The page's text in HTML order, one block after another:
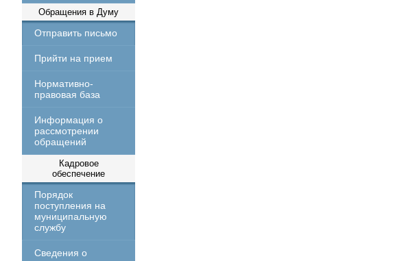
Обращения в Думу
Отправить письмо
Прийти на прием
Нормативно-
правовая база
Информация о
рассмотрении
обращений
Кадровое
обеспечение
Порядок
поступления на
муниципальную
службу
Сведения о